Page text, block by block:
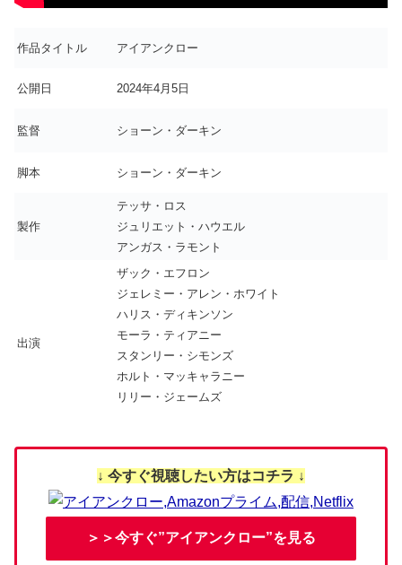
作品タイトル アイアンクロー
公開日 2024年4月5日
監督 ショーン・ダーキン
脚本 ショーン・ダーキン
製作
テッサ・ロス
ジュリエット・ハウエル
アンガス・ラモント
出演
ザック・エフロン
ジェレミー・アレン・ホワイト
ハリス・ディキンソン
モーラ・ティアニー
スタンリー・シモンズ
ホルト・マッキャラニー
リリー・ジェームズ
↓ 今すぐ視聴したい方はコチラ ↓
＞＞今すぐ”アイアンクロー”を見る